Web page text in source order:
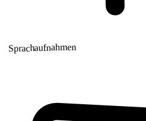
Sprachaufnahmen